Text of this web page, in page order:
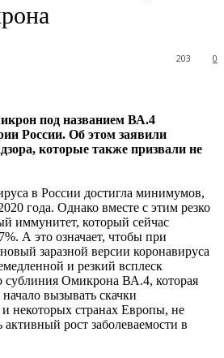
0
203
под названием ВА.4
России. Об этом заявили
которые также призвали не
в России достигла минимумов,
года. Однако вместе с этим резко
иммунитет, который сейчас
А это означает, чтобы при
заразной версии коронавируса
и резкий всплеск
сублиния Омикрона ВА.4, которая
вызывать скачки
некоторых странах Европы, не
рост заболеваемости в